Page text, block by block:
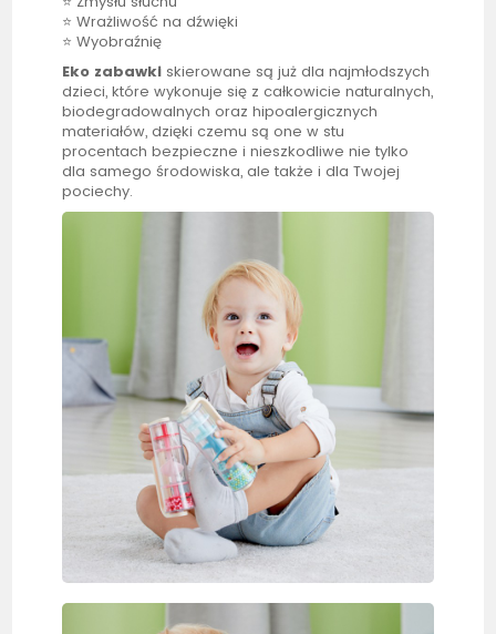
⭐ Wrażliwość na dźwięki
⭐ Wyobraźnię
Eko zabawki skierowane są już dla najmłodszych
dzieci, które wykonuje się z całkowicie naturalnych,
biodegradowalnych oraz hipoalergicznych
materiałów, dzięki czemu są one w stu
procentach bezpieczne i nieszkodliwe nie tylko
dla samego środowiska, ale także i dla Twojej
pociechy.